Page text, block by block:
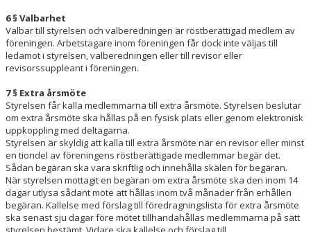
6 § Valbarhet
Valbar till styrelsen och valberedningen är röstberättigad medlem av
föreningen. Arbetstagare inom föreningen får dock inte väljas till
ledamot i styrelsen, valberedningen eller till revisor eller
revisorssuppleant i föreningen.
7 § Extra årsmöte
Styrelsen får kalla medlemmarna till extra årsmöte. Styrelsen beslutar
om extra årsmöte ska hållas på en fysisk plats eller genom elektronisk
uppkoppling med deltagarna.
Styrelsen är skyldig att kalla till extra årsmöte när en revisor eller minst
en tiondel av föreningens röstberättigade medlemmar begär det.
Sådan begäran ska vara skriftlig och innehålla skälen för begäran.
När styrelsen mottagit en begäran om extra årsmöte ska den inom 14
dagar utlysa sådant möte att hållas inom två månader från erhållen
begäran. Kallelse med förslag till föredragningslista för extra årsmöte
ska senast sju dagar före mötet tillhandahållas medlemmarna på sätt